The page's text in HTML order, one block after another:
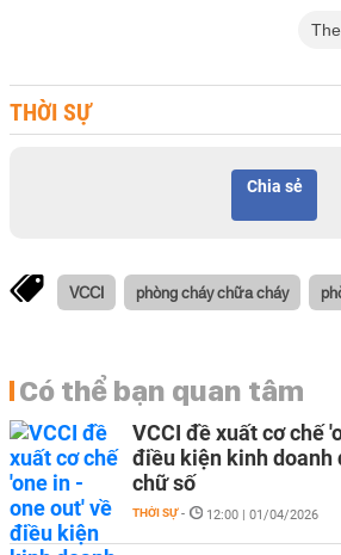
THỜI SỰ
Chia sẻ
VCCI phòng cháy chữa cháy
Có thể bạn quan tâm
VCCI đề xuất cơ chế
điều kiện kinh doanh
chữ số
THỜI SỰ - 12:00 | 01/04/2026